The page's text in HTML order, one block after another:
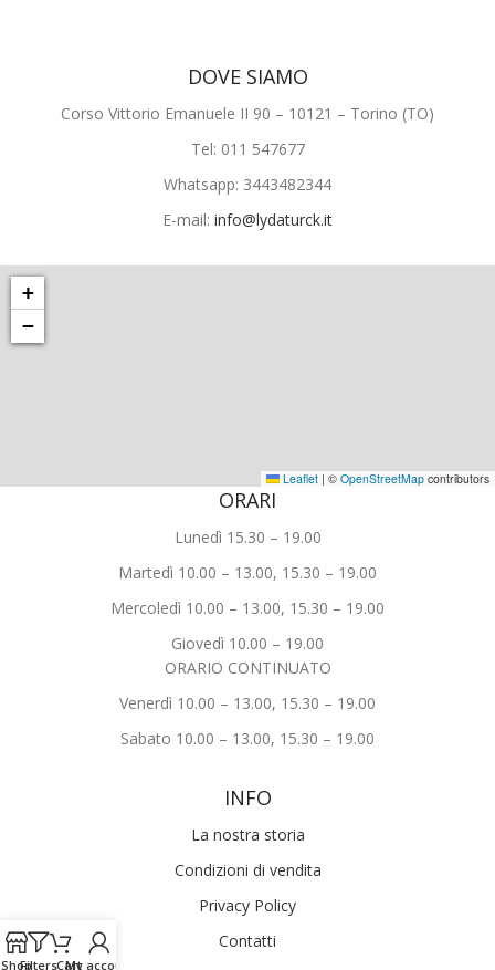
DOVE SIAMO
Corso Vittorio Emanuele II 90 – 10121 – Torino (TO)
Tel: 011 547677
Whatsapp: 3443482344
E-mail: info@lydaturck.it
+
−
Leaflet | © OpenStreetMap contributors
ORARI
Lunedì 15.30 – 19.00
Martedì 10.00 – 13.00, 15.30 – 19.00
Mercoledì 10.00 – 13.00, 15.30 – 19.00
Giovedì 10.00 – 19.00
ORARIO CONTINUATO
Venerdì 10.00 – 13.00, 15.30 – 19.00
Sabato 10.00 – 13.00, 15.30 – 19.00
INFO
La nostra storia
Condizioni di vendita
Privacy Policy
Contatti
ShopFiltersCart
My account